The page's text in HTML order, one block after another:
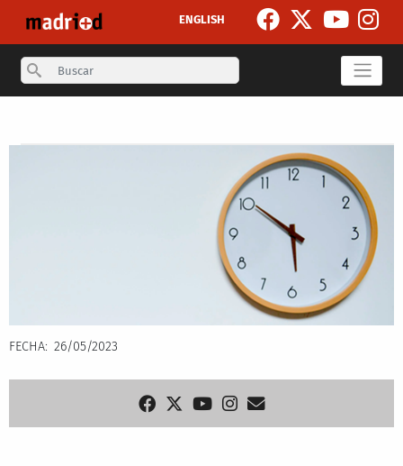
ENGLISH
Search
FECHA 26/05/2023